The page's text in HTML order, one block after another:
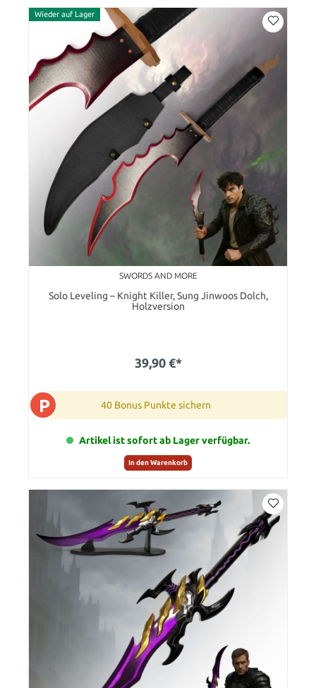
Wieder auf Lager
SWORDS AND MORE
Solo Leveling – Knight Killer, Sung Jinwoos Dolch,
Holzversion
39,90 €*
P 40 Bonus Punkte sichern
Artikel ist sofort ab Lager verfügbar.
In den Warenkorb